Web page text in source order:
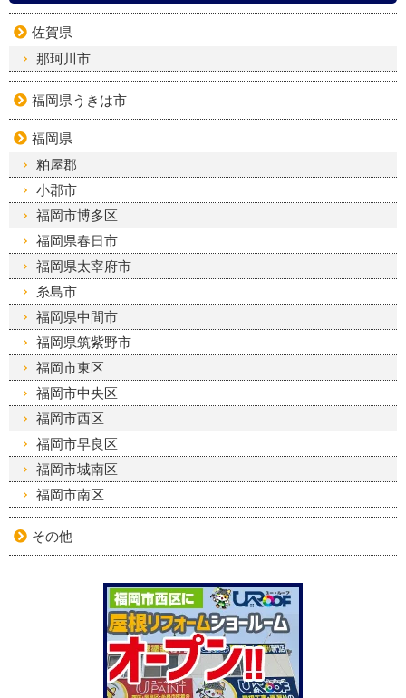
佐賀県
那珂川市
福岡県うきは市
福岡県
粕屋郡
小郡市
福岡市博多区
福岡県春日市
福岡県太宰府市
糸島市
福岡県中間市
福岡県筑紫野市
福岡市東区
福岡市中央区
福岡市西区
福岡市早良区
福岡市城南区
福岡市南区
その他